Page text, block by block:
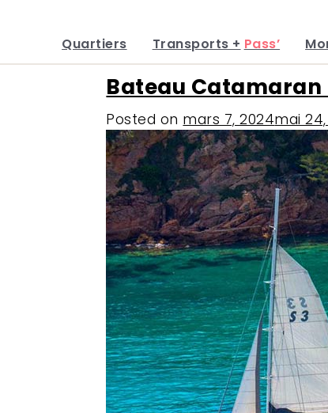
Quartiers Transports + Pass’
Bateau Catamaran
Posted on mars 7, 2024mai